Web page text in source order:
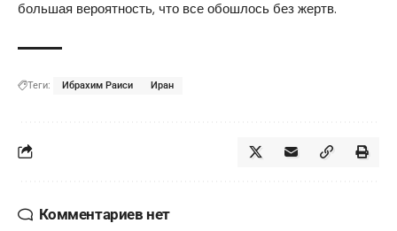
большая вероятность, что все обошлось без жертв.
Теги: Ибрахим Раиси Иран
Комментариев нет